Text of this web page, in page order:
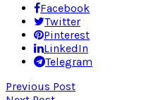
Facebook
Twitter
Pinterest
LinkedIn
Telegram
Previous Post